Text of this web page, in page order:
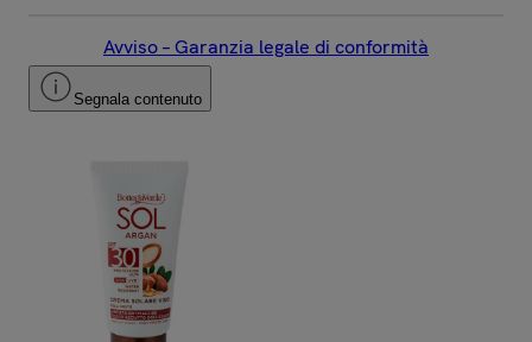
Avviso – Garanzia legale di conformità
Segnala contenuto